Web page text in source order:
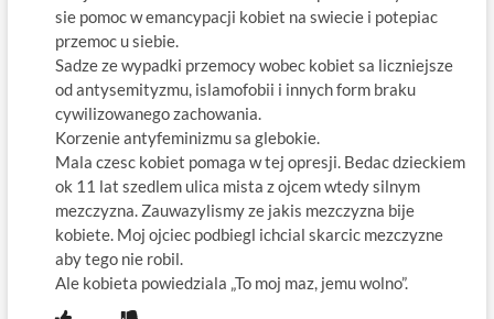
sie pomoc w emancypacji kobiet na swiecie i potepiac
przemoc u siebie.
Sadze ze wypadki przemocy wobec kobiet sa liczniejsze
od antysemityzmu, islamofobii i innych form braku
cywilizowanego zachowania.
Korzenie antyfeminizmu sa glebokie.
Mala czesc kobiet pomaga w tej opresji. Bedac dzieckiem
ok 11 lat szedlem ulica mista z ojcem wtedy silnym
mezczyzna. Zauwazylismy ze jakis mezczyzna bije
kobiete. Moj ojciec podbiegl ichcial skarcic mezczyzne
aby tego nie robil.
Ale kobieta powiedziala „To moj maz, jemu wolno”.